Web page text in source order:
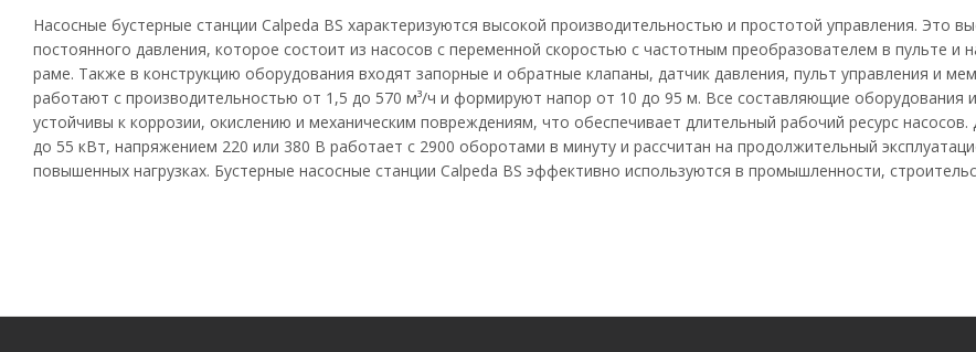
Насосные бустерные станции Calpeda BS характеризуются высокой производительностью и простотой управления. Это
постоянного давления, которое состоит из насосов с переменной скоростью с частотным преобразователем в пульте
раме. Также в конструкцию оборудования входят запорные и обратные клапаны, датчик давления, пульт управления и
работают с производительностью от 1,5 до 570 м³/ч и формируют напор от 10 до 95 м. Все составляющие оборудования
устойчивы к коррозии, окислению и механическим повреждениям, что обеспечивает длительный рабочий ресурс
до 55 кВт, напряжением 220 или 380 В работает с 2900 оборотами в минуту и рассчитан на продолжительный
повышенных нагрузках. Бустерные насосные станции Calpeda BS эффективно используются в промышленности,